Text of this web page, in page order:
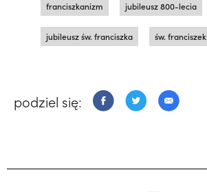
franciszkanizm jubileusz 800-lecia
jubileusz św. franciszka św. franciszek
podziel się: